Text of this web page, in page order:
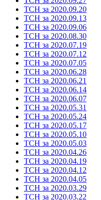
ТСН за 2020.09.20
ТСН за 2020.09.13
ТСН за 2020.09.06
ТСН за 2020.08.30
ТСН за 2020.07.19
ТСН за 2020.07.12
ТСН за 2020.07.05
ТСН за 2020.06.28
ТСН за 2020.06.21
ТСН за 2020.06.14
ТСН за 2020.06.07
ТСН за 2020.05.31
ТСН за 2020.05.24
ТСН за 2020.05.17
ТСН за 2020.05.10
ТСН за 2020.05.03
ТСН за 2020.04.26
ТСН за 2020.04.19
ТСН за 2020.04.12
ТСН за 2020.04.05
ТСН за 2020.03.29
ТСН за 2020.03.22